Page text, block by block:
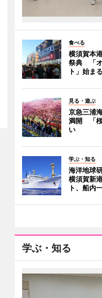
食べる
横須賀本
祭典 「オ
ト」始まる
見る・遊ぶ
京急三浦
満開 「桜
い
学ぶ・知る
海洋地球
横須賀新
ト、船内
学ぶ・知る